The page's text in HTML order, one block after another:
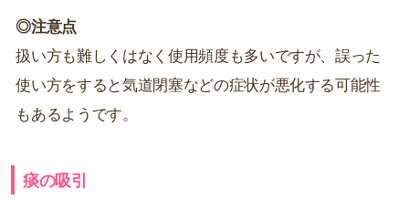
◎注意点
扱い方も難しくはなく使用頻度も多いですが、誤った
使い方をすると気道閉塞などの症状が悪化する可能性
もあるようです。
痰の吸引